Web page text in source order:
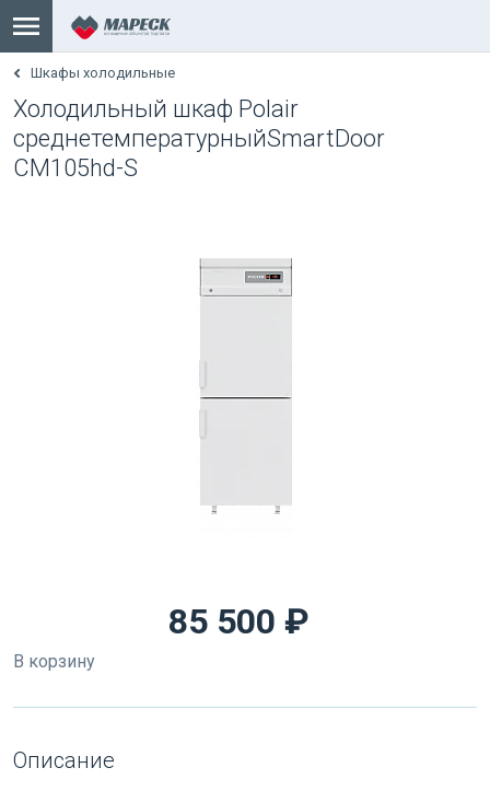
Шкафы холодильные
Холодильный шкаф Polair
среднетемпературныйSmartDoor
CM105hd-S
85 500 ₽
В корзину
Описание